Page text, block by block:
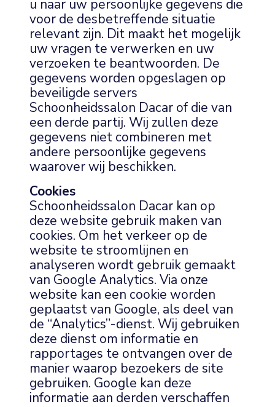
u naar uw persoonlijke gegevens die
voor de desbetreffende situatie
relevant zijn. Dit maakt het mogelijk
uw vragen te verwerken en uw
verzoeken te beantwoorden. De
gegevens worden opgeslagen op
beveiligde servers
Schoonheidssalon Dacar of die van
een derde partij. Wij zullen deze
gegevens niet combineren met
andere persoonlijke gegevens
waarover wij beschikken.
Cookies
Schoonheidssalon Dacar kan op
deze website gebruik maken van
cookies. Om het verkeer op de
website te stroomlijnen en
analyseren wordt gebruik gemaakt
van Google Analytics. Via onze
website kan een cookie worden
geplaatst van Google, als deel van
de “Analytics”-dienst. Wij gebruiken
deze dienst om informatie en
rapportages te ontvangen over de
manier waarop bezoekers de site
gebruiken. Google kan deze
informatie aan derden verschaffen